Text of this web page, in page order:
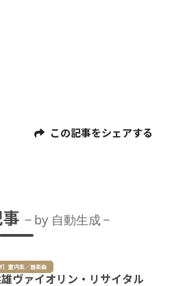
この記事をシェアする
by 自動生成
］室内楽／器楽曲
ヴァイオリン・リサイタル